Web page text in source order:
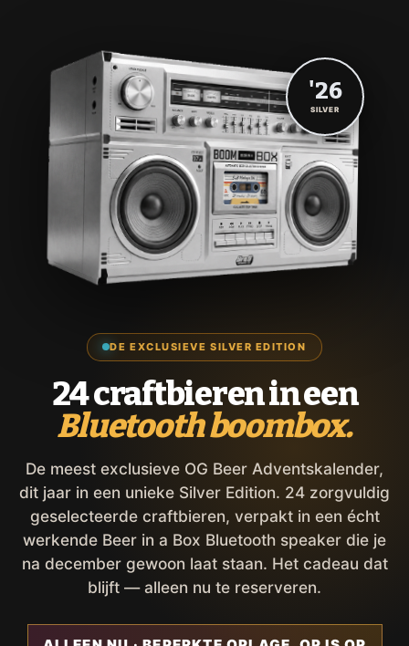
DE EXCLUSIEVE SILVER EDITION
24 craftbieren in een
Bluetooth boombox.
De meest exclusieve OG Beer Adventskalender,
dit jaar in een unieke Silver Edition. 24 zorgvuldig
geselecteerde craftbieren, verpakt in een écht
werkende Beer in a Box Bluetooth speaker die je
na december gewoon laat staan. Het cadeau dat
blijft — alleen nu te reserveren.
'26
SILVER